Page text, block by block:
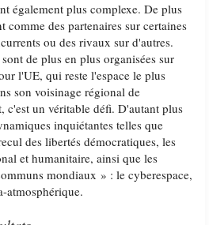
également plus complexe. De plus
comme des partenaires sur certaines
ou des rivaux sur d'autres.
de plus en plus organisées sur
l'UE, qui reste l'espace le plus
son voisinage régional de
c'est un véritable défi. D'autant plus
inquiétantes telles que
des libertés démocratiques, les
et humanitaire, ainsi que les
mondiaux » : le cyberespace,
atmosphérique.